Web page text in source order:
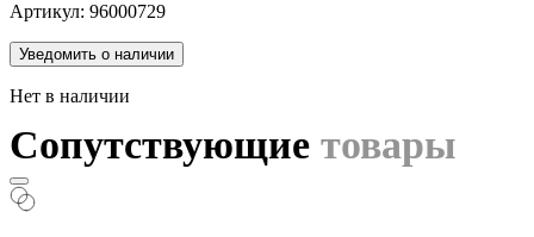
Артикул: 96000729
Уведомить о наличии
Нет в наличии
Сопутствующие товары